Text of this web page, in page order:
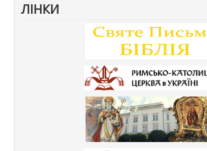
ЛІНКИ